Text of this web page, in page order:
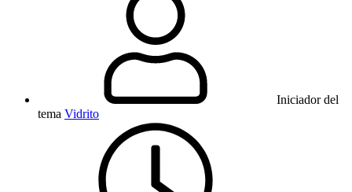
Iniciador del
tema Vidrito